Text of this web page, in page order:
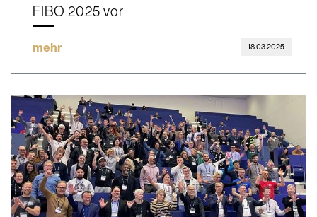
FIBO 2025 vor
mehr 18.03.2025